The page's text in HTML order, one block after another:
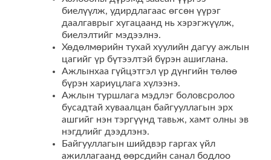
биелүүлж, удирдлагаас өгсөн үүрэг
даалгаврыг хугацаанд нь хэрэгжүүлж,
биелэлтийг мэдээлнэ.
Хөдөлмөрийн тухай хуулийн дагуу ажлын
цагийг үр бүтээлтэй бүрэн ашиглана.
Ажлынхаа гүйцэтгэл үр дүнгийн төлөө
бүрэн хариуцлага хүлээнэ.
Ажлын туршлага мэдлэг боловсролоо
бусадтай хуваалцан байгууллагын эрх
ашгийг нэн тэргүүнд тавьж, хамт олны эв
нэгдлийг дээдлэнэ.
Байгууллагын шийдвэр гаргах үйл
ажиллагаанд өөрсдийн санал бодлоо